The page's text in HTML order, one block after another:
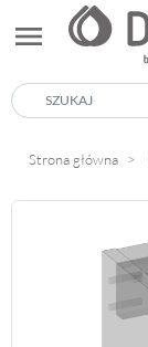
menu
Strona główna